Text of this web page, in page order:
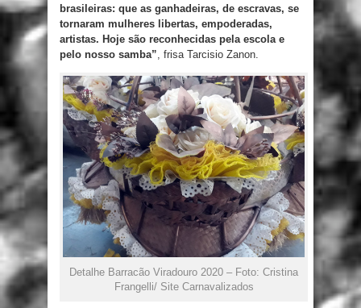
brasileiras: que as ganhadeiras, de escravas, se
tornaram mulheres libertas, empoderadas,
artistas. Hoje são reconhecidas pela escola e
pelo nosso samba” , frisa Tarcisio Zanon.
Detalhe Barracão Viradouro 2020 – Foto: Cristina
Frangelli/ Site Carnavalizados